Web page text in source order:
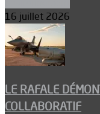
16 juillet 2026
LE RAFALE
COLLABORATIF